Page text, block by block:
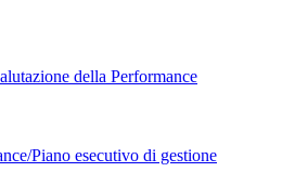
della Performance
Piano esecutivo di gestione